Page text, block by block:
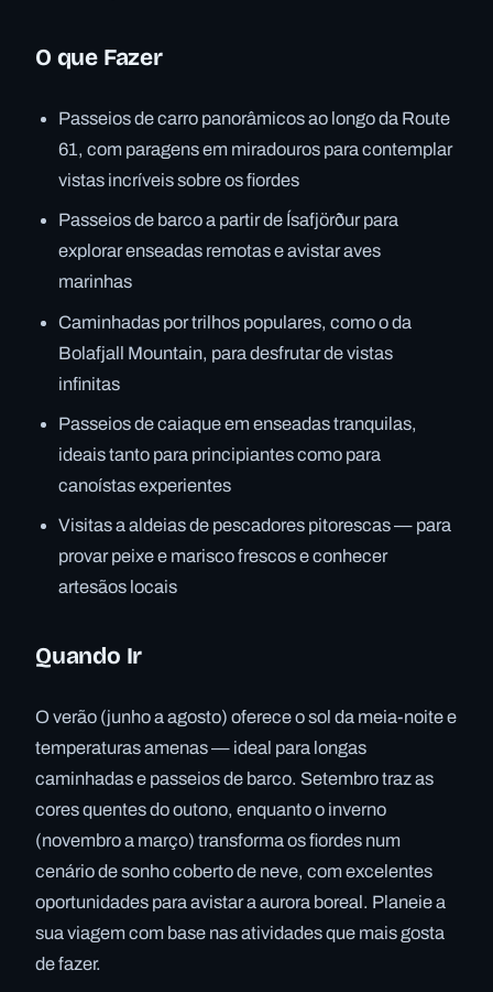
O que Fazer
Passeios de carro panorâmicos ao longo da Route
61, com paragens em miradouros para contemplar
vistas incríveis sobre os fiordes
Passeios de barco a partir de Ísafjörður para
explorar enseadas remotas e avistar aves
marinhas
Caminhadas por trilhos populares, como o da
Bolafjall Mountain, para desfrutar de vistas
infinitas
Passeios de caiaque em enseadas tranquilas,
ideais tanto para principiantes como para
canoístas experientes
Visitas a aldeias de pescadores pitorescas — para
provar peixe e marisco frescos e conhecer
artesãos locais
Quando Ir
O verão (junho a agosto) oferece o sol da meia-noite e
temperaturas amenas — ideal para longas
caminhadas e passeios de barco. Setembro traz as
cores quentes do outono, enquanto o inverno
(novembro a março) transforma os fiordes num
cenário de sonho coberto de neve, com excelentes
oportunidades para avistar a aurora boreal. Planeie a
sua viagem com base nas atividades que mais gosta
de fazer.